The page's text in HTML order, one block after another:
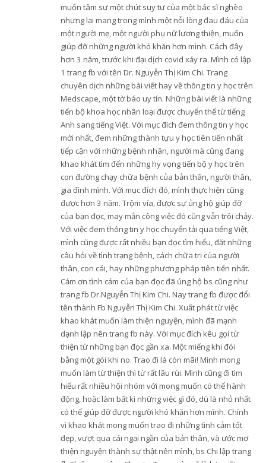
muốn tâm sự một chút suy tư của một bác sĩ nghèo
nhưng lại mang trong mình một nỗi lòng đau đáu của
một người mẹ, một người phụ nữ lương thiện, muốn
giúp đỡ những người khó khăn hơn mình. Cách đây
hơn 3 năm, trước khi đại dịch covid xảy ra. Mình có lập
1 trang fb với tên Dr. Nguyễn Thị Kim Chi. Trang
chuyên dịch những bài viết hay về thông tin y học trên
Medscape, một tờ báo uy tín. Những bài viết là những
tiến bộ khoa học nhân loại được chuyển thể từ tiếng
Anh sang tiếng Việt. Với mục đích đem thông tin y học
mới nhất, đem những thành tựu y học tiên tiến nhất
tiếp cận với những bệnh nhân, người mà cũng đang
khao khát tìm đến những hy vọng tiến bộ y học trên
con đường chạy chữa bệnh của bản thân, người thân,
gia đình mình. Với mục đích đó, mình thực hiện cũng
được hơn 3 năm. Trộm vía, được sự ủng hộ giúp đỡ
của bạn đọc, may mắn công việc đó cũng vẫn trôi chảy.
Với việc đem thông tin y học chuyển tải qua tiếng Việt,
mình cũng được rất nhiều bạn đọc tìm hiểu, đặt những
câu hỏi về tình trạng bệnh, cách chữa trị của người
thân, con cái, hay những phương pháp tiên tiến nhất.
Cảm ơn tình cảm của bạn đọc đã ủng hộ bs cũng như
trang fb Dr.Nguyễn Thị Kim Chi. Nay trang fb được đổi
tên thành Fb Nguyễn Thị Kim Chi. Xuất phát từ việc
khao khát muốn làm thiện nguyện, mình đã mạnh
dạnh lập nên trang fb này. Với mục đích kêu gọi từ
thiện từ những bạn đọc gần xa. Một miếng khi đói
bằng một gói khi no. Trao đi là còn mãi! Mình mong
muốn làm từ thiện thì từ rất lâu rùi. Mình cũng đi tìm
hiểu rất nhiều hội nhóm với mong muốn có thể hành
động, hoặc làm bất kì những việc gì đó, dù là nhỏ nhất
có thể giúp đỡ được người khó khăn hơn mình. Chính
vì khao khát mong muốn trao đi những tình cảm tốt
đẹp, vượt qua cái ngại ngần của bản thân, và ước mơ
thiện nguyện thành sự thật nên mình, bs Chi lập trang